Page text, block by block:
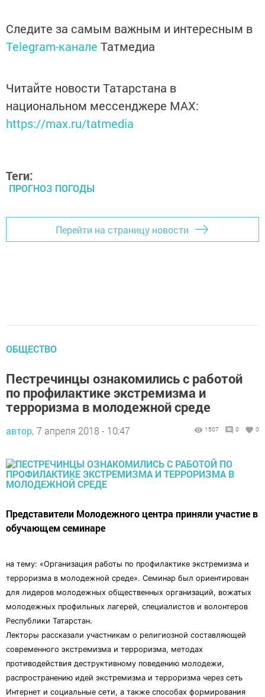
Следите за самым важным и интересным в
Telegram-канале Татмедиа
Читайте новости Татарстана в
национальном мессенджере MАХ:
https://max.ru/tatmedia
Теги:
ПРОГНОЗ ПОГОДЫ
Перейти на страницу новости
ОБЩЕСТВО
Пестречинцы ознакомились с работой
по профилактике экстремизма и
терроризма в молодежной среде
автор, 7 апреля 2018 - 10:47 1507 0 0
Представители Молодежного центра приняли участие в
обучающем семинаре
на тему: «Организация работы по профилактике экстремизма и
терроризма в молодежной среде». Семинар был ориентирован
для лидеров молодежных общественных организаций, вожатых
молодежных профильных лагерей, специалистов и волонтеров
Республики Татарстан.
Лекторы рассказали участникам о религиозной составляющей
современного экстремизма и терроризма, методах
противодействия деструктивному поведению молодежи,
распространению идей экстремизма и терроризма через сеть
Интернет и социальные сети, а также способах формирования